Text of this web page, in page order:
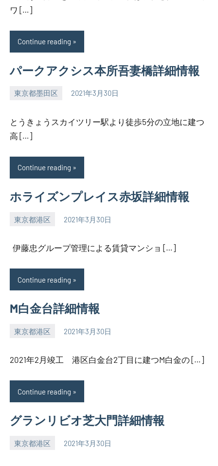
ワ […]
Continue reading
パークアクシス本所吾妻橋詳細情報
東京都墨田区 2021年3月30日
SEZIMO
とうきょうスカイツリー駅より徒歩5分の立地に建つ
高 […]
Continue reading
ホライズンプレイス赤坂詳細情報
東京都港区 2021年3月30日
SEZIMO
伊藤忠グループ管理による賃貸マンショ […]
Continue reading
M白金台詳細情報
東京都港区 2021年3月30日
SEZIMO
2021年2月竣工 港区白金台2丁目に建つM白金の […]
Continue reading
グランリビオ芝大門詳細情報
東京都港区 2021年3月30日
SEZIMO